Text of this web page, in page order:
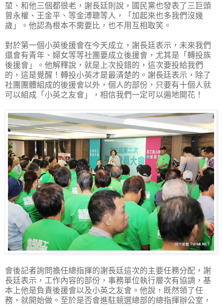
堃、和他三個都很老，謝長廷則說，國民黨也發表了三巨頭
曾永權、王金平、等金溥聰等人，「加起來也多我們沒幾
歲」。他認為根本不需要比，也不用互相取笑。
對於第一個小英後援會在今天成立，謝長廷表示，未來我們
還會有青年、婦女等等社團要成立後援會，尤其是「轉投族
後援會」。他解釋說，就是上次投錯的，這次要投給我們
的，這是覺醒！轉投小英才是最清楚的。謝長廷表示，除了
社團團體組成的後援會以外，個人的部份，只要有十個人就
可以組成「小英之友會」，相信我們一定可以遍地開花！
會後記者詢問擔任總指揮的謝長廷這次的主要任務分配，謝
長廷表示，工作內容的部份，事務單位執行層次有協調，基
本上他是負責後援會以及小英之友會。他說，既然領了任
務，就開始做。至於是否會進駐競選總部的總指揮辦公室，